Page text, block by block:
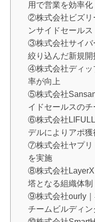
用で営業を効率化
②株式会社ビズリ
ンサイドセールス
③株式会社サイバ
絞り込んだ新規開
④株式会社ディッ
率が向上
⑤株式会社
イドセールスの
⑥株式会社
デルによりアポ獲
⑦株式会社ヤプリ
を実施
⑧株式会社LayerX
塔となる組織体制
⑨株式会社ourly｜
チームビルディン